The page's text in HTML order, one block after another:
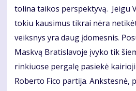
tolina taikos perspektyvą. Jeigu
tokiu kausimus tikrai nėra
veiksnys yra daug įdomesnis.
Maskvą Bratislavoje įvyko tik
rinkiuose pergalę pasiekė
Roberto Fico partija. Ankstesnė,